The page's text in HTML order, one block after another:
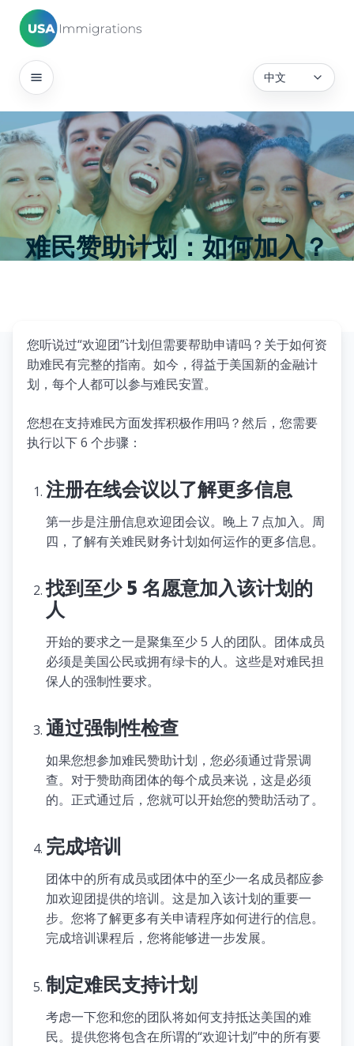
中文
难民赞助计划：如何加入？
您听说过“欢迎团”计划但需要帮助申请吗？关于如何资
助难民有完整的指南。如今，得益于美国新的金融计
划，每个人都可以参与难民安置。
您想在支持难民方面发挥积极作用吗？然后，您需要
执行以下 6 个步骤：
注册在线会议以了解更多信息
第一步是注册信息欢迎团会议。晚上 7 点加入。周
四，了解有关难民财务计划如何运作的更多信息。
找到至少 5 名愿意加入该计划的
人
开始的要求之一是聚集至少 5 人的团队。团体成员
必须是美国公民或拥有绿卡的人。这些是对难民担
保人的强制性要求。
通过强制性检查
如果您想参加难民赞助计划，您必须通过背景调
查。对于赞助商团体的每个成员来说，这是必须
的。正式通过后，您就可以开始您的赞助活动了。
完成培训
团体中的所有成员或团体中的至少一名成员都应参
加欢迎团提供的培训。这是加入该计划的重要一
步。您将了解更多有关申请程序如何进行的信息。
完成培训课程后，您将能够进一步发展。
制定难民支持计划
考虑一下您和您的团队将如何支持抵达美国的难
民。提供您将包含在所谓的“欢迎计划”中的所有要